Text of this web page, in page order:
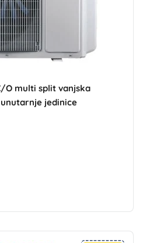
O multi split vanjska
jedinice